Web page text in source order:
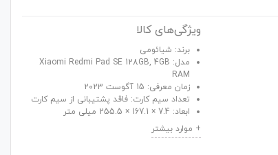
ویژگی‌های کالا
برند: شیائومی
مدل: Xiaomi Redmi Pad SE 128GB, 4GB
RAM
زمان معرفی: 15 آگوست 2023
تعداد سیم کارت: فاقد پشتیبانی از سیم کارت
ابعاد: 7.4 × 167.1 × 255.5 میلی متر